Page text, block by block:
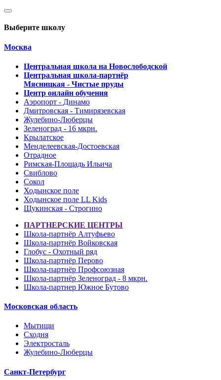
Выберите школу
Москва
Центральная школа на Новослободской
Центральная школа-партнёр
Мясницкая - Чистые пруды
Центр онлайн обучения
Аэропорт - Динамо
Дмитровская - Тимирязевская
Жулебино-Люберцы
Зеленоград - 16 мкрн.
Крылатское
Менделеевская-Достоевская
Отрадное
Римская-Площадь Ильича
Свиблово
Сокол
Ходынское поле
Ходынское поле LL Kids
Щукинская - Строгино
ПАРТНЕРСКИЕ ЦЕНТРЫ
Школа-партнёр Алтуфьево
Школа-партнёр Войковская
Глобус - Охотный ряд
Школа-партнёр Перово
Школа-партнёр Профсоюзная
Школа-партнёр Зеленоград - 8 мкрн.
Школа-партнер Южное Бутово
Московская область
Мытищи
Сходня
Электросталь
Жулебино-Люберцы
Санкт-Петербург